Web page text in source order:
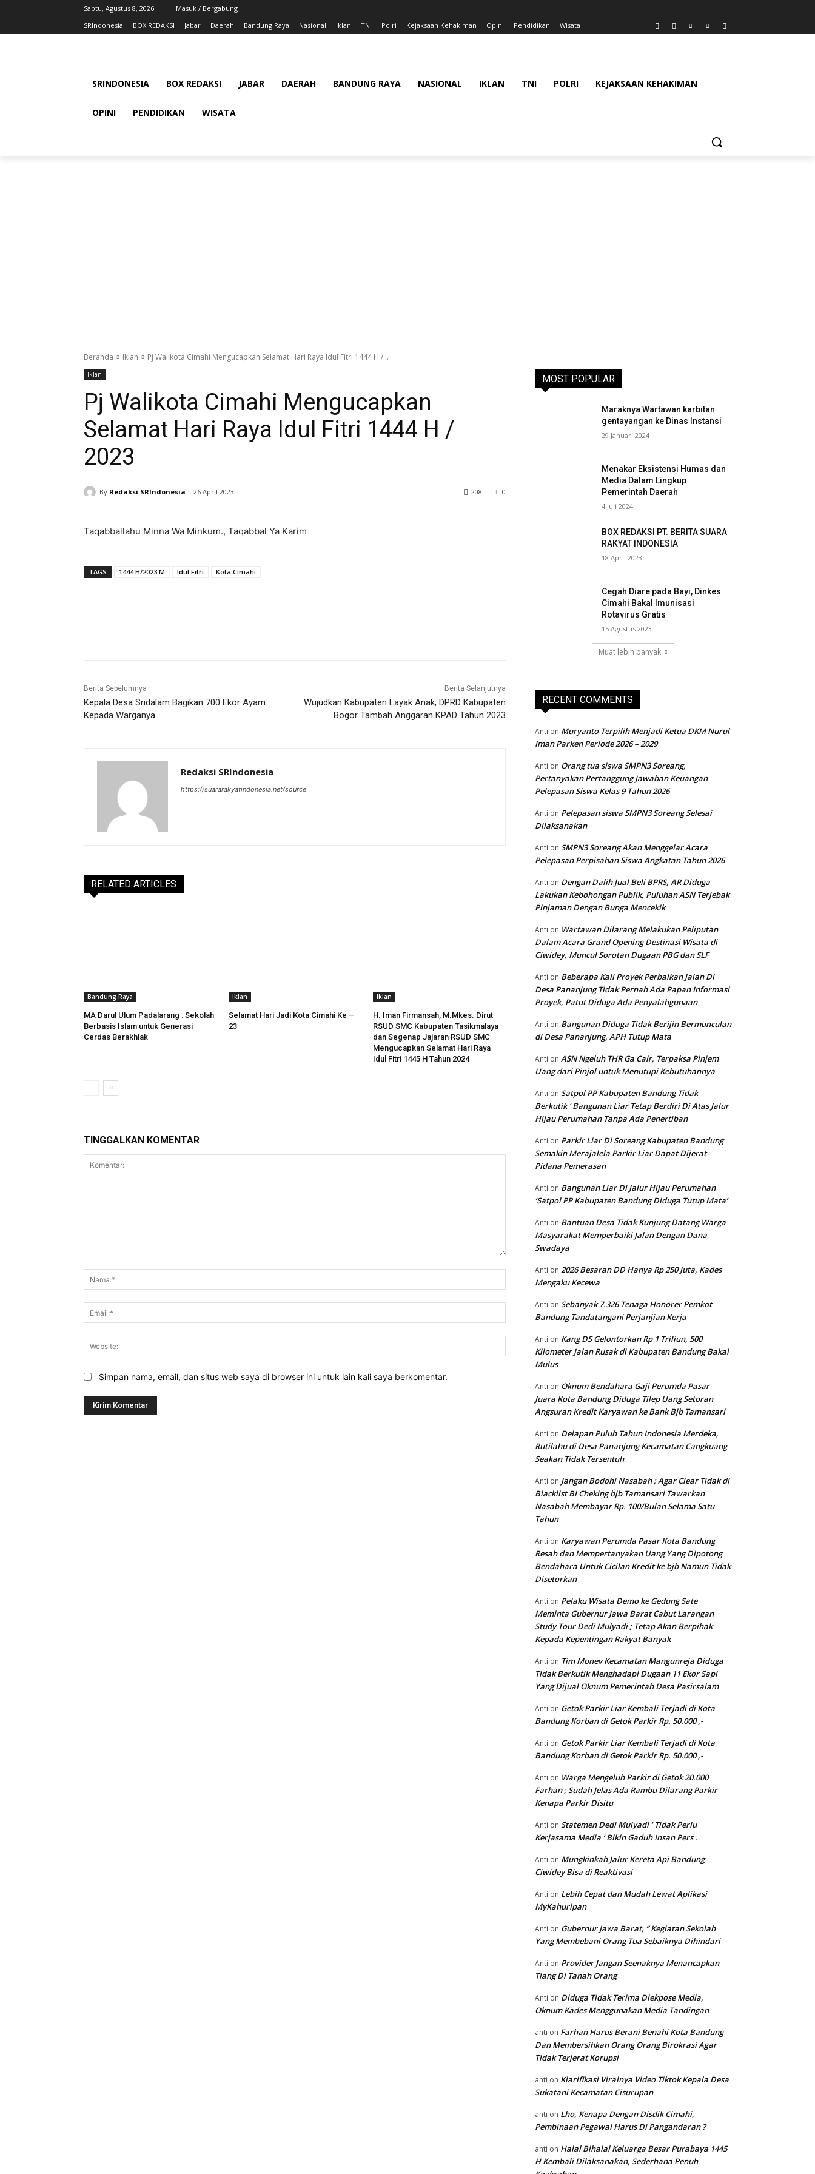
Sabtu, Agustus 8, 2026
Masuk / Bergabung
SRIndonesia
BOX REDAKSI Jabar Daerah Bandung Raya Nasional Iklan TNI Polri Kejaksaan Kehakiman Opini Pendidikan Wisata
SRINDONESIA BOX REDAKSI JABAR DAERAH BANDUNG RAYA NASIONAL IKLAN TNI POLRI KEJAKSAAN KEHAKIMAN
OPINI PENDIDIKAN WISATA
Beranda Iklan Pj Walikota Cimahi Mengucapkan Selamat Hari Raya Idul Fitri 1444 H /...
Iklan
Pj Walikota Cimahi Mengucapkan
Selamat Hari Raya Idul Fitri 1444 H /
2023
By Redaksi SRIndonesia 26 April 2023 0
208
Taqabballahu Minna Wa Minkum., Taqabbal Ya Karim
TAGS 1444 H/2023 M Idul Fitri Kota Cimahi
Berita Sebelumnya
Kepala Desa Sridalam Bagikan 700 Ekor Ayam
Kepada Warganya.
Berita Selanjutnya
Wujudkan Kabupaten Layak Anak, DPRD Kabupaten
Bogor Tambah Anggaran KPAD Tahun 2023
Redaksi SRIndonesia
https://suararakyatindonesia.net/source
RELATED ARTICLES
Bandung Raya
MA Darul Ulum Padalarang : Sekolah
Berbasis Islam untuk Generasi
Cerdas Berakhlak
Iklan
Selamat Hari Jadi Kota Cimahi Ke –
23
Iklan
H. Iman Firmansah, M.Mkes. Dirut
RSUD SMC Kabupaten Tasikmalaya
dan Segenap Jajaran RSUD SMC
Mengucapkan Selamat Hari Raya
Idul Fitri 1445 H Tahun 2024
TINGGALKAN KOMENTAR
Nama:*
Website:
Simpan nama, email, dan situs web saya di browser ini untuk lain kali saya berkomentar.
MOST POPULAR
Maraknya Wartawan karbitan
gentayangan ke Dinas Instansi
29 Januari 2024
Menakar Eksistensi Humas dan
Media Dalam Lingkup
Pemerintah Daerah
4 Juli 2024
BOX REDAKSI PT. BERITA SUARA
RAKYAT INDONESIA
18 April 2023
Cegah Diare pada Bayi, Dinkes
Cimahi Bakal Imunisasi
Rotavirus Gratis
15 Agustus 2023
Muat lebih banyak
RECENT COMMENTS
Anti on Muryanto Terpilih Menjadi Ketua DKM Nurul
Iman Parken Periode 2026 – 2029
Anti on Orang tua siswa SMPN3 Soreang,
Pertanyakan Pertanggung Jawaban Keuangan
Pelepasan Siswa Kelas 9 Tahun 2026
Anti on Pelepasan siswa SMPN3 Soreang Selesai
Dilaksanakan
Anti on SMPN3 Soreang Akan Menggelar Acara
Pelepasan Perpisahan Siswa Angkatan Tahun 2026
Anti on Dengan Dalih Jual Beli BPRS, AR Diduga
Lakukan Kebohongan Publik, Puluhan ASN Terjebak
Pinjaman Dengan Bunga Mencekik
Anti on Wartawan Dilarang Melakukan Peliputan
Dalam Acara Grand Opening Destinasi Wisata di
Ciwidey, Muncul Sorotan Dugaan PBG dan SLF
Anti on Beberapa Kali Proyek Perbaikan Jalan Di
Desa Pananjung Tidak Pernah Ada Papan Informasi
Proyek, Patut Diduga Ada Penyalahgunaan
Anti on Bangunan Diduga Tidak Berijin Bermunculan
di Desa Pananjung, APH Tutup Mata
Anti on ASN Ngeluh THR Ga Cair, Terpaksa Pinjem
Uang dari Pinjol untuk Menutupi Kebutuhannya
Anti on Satpol PP Kabupaten Bandung Tidak
Berkutik ‘ Bangunan Liar Tetap Berdiri Di Atas Jalur
Hijau Perumahan Tanpa Ada Penertiban
Anti on Parkir Liar Di Soreang Kabupaten Bandung
Semakin Merajalela Parkir Liar Dapat Dijerat
Pidana Pemerasan
Anti on Bangunan Liar Di Jalur Hijau Perumahan
‘Satpol PP Kabupaten Bandung Diduga Tutup Mata’
Anti on Bantuan Desa Tidak Kunjung Datang Warga
Masyarakat Memperbaiki Jalan Dengan Dana
Swadaya
Anti on 2026 Besaran DD Hanya Rp 250 Juta, Kades
Mengaku Kecewa
Anti on Sebanyak 7.326 Tenaga Honorer Pemkot
Bandung Tandatangani Perjanjian Kerja
Anti on Kang DS Gelontorkan Rp 1 Triliun, 500
Kilometer Jalan Rusak di Kabupaten Bandung Bakal
Mulus
Anti on Oknum Bendahara Gaji Perumda Pasar
Juara Kota Bandung Diduga Tilep Uang Setoran
Angsuran Kredit Karyawan ke Bank Bjb Tamansari
Anti on Delapan Puluh Tahun Indonesia Merdeka,
Rutilahu di Desa Pananjung Kecamatan Cangkuang
Seakan Tidak Tersentuh
Anti on Jangan Bodohi Nasabah ; Agar Clear Tidak di
Blacklist BI Cheking bjb Tamansari Tawarkan
Nasabah Membayar Rp. 100/Bulan Selama Satu
Tahun
Anti on Karyawan Perumda Pasar Kota Bandung
Resah dan Mempertanyakan Uang Yang Dipotong
Bendahara Untuk Cicilan Kredit ke bjb Namun Tidak
Disetorkan
Anti on Pelaku Wisata Demo ke Gedung Sate
Meminta Gubernur Jawa Barat Cabut Larangan
Study Tour Dedi Mulyadi ; Tetap Akan Berpihak
Kepada Kepentingan Rakyat Banyak
Anti on Tim Monev Kecamatan Mangunreja Diduga
Tidak Berkutik Menghadapi Dugaan 11 Ekor Sapi
Yang Dijual Oknum Pemerintah Desa Pasirsalam
Anti on Getok Parkir Liar Kembali Terjadi di Kota
Bandung Korban di Getok Parkir Rp. 50.000 ,-
Anti on Getok Parkir Liar Kembali Terjadi di Kota
Bandung Korban di Getok Parkir Rp. 50.000 ,-
Anti on Warga Mengeluh Parkir di Getok 20.000
Farhan ; Sudah Jelas Ada Rambu Dilarang Parkir
Kenapa Parkir Disitu
Anti on Statemen Dedi Mulyadi ‘ Tidak Perlu
Kerjasama Media ‘ Bikin Gaduh Insan Pers .
Anti on Mungkinkah Jalur Kereta Api Bandung
Ciwidey Bisa di Reaktivasi
Anti on Lebih Cepat dan Mudah Lewat Aplikasi
MyKahuripan
Anti on Gubernur Jawa Barat, ” Kegiatan Sekolah
Yang Membebani Orang Tua Sebaiknya Dihindari
Anti on Provider Jangan Seenaknya Menancapkan
Tiang Di Tanah Orang
Anti on Diduga Tidak Terima Diekpose Media,
Oknum Kades Menggunakan Media Tandingan
anti on Farhan Harus Berani Benahi Kota Bandung
Dan Membersihkan Orang Orang Birokrasi Agar
Tidak Terjerat Korupsi
anti on Klarifikasi Viralnya Video Tiktok Kepala Desa
Sukatani Kecamatan Cisurupan
anti on Lho, Kenapa Dengan Disdik Cimahi,
Pembinaan Pegawai Harus Di Pangandaran ?
anti on Halal Bihalal Keluarga Besar Purabaya 1445
H Kembali Dilaksanakan, Sederhana Penuh